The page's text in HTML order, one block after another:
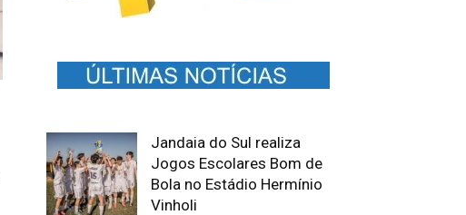
Jandaia do Sul realiza
Jogos Escolares Bom de
Bola no Estádio Hermínio
Vinholi